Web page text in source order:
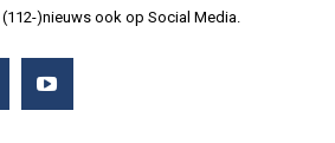
)nieuws ook op Social Media.